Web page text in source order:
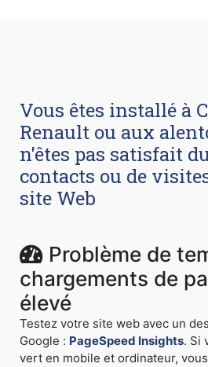
Vous êtes installé à
Renault ou aux
n'êtes pas satisfait
contacts ou de
site Web
Problème de
chargements de
élevé
Testez votre site web avec un
Google : PageSpeed Insights. Si
vert en mobile et ordinateur,